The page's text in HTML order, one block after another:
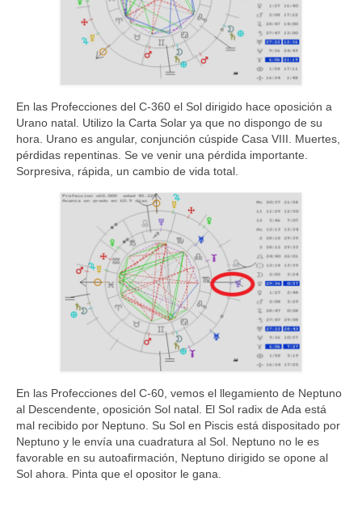
En las Profecciones del C-360 el Sol dirigido hace oposición a
Urano natal. Utilizo la Carta Solar ya que no dispongo de su
hora. Urano es angular, conjunción cúspide Casa VIII. Muertes,
pérdidas repentinas. Se ve venir una pérdida importante.
Sorpresiva, rápida, un cambio de vida total.
En las Profecciones del C-60, vemos el llegamiento de Neptuno
al Descendente, oposición Sol natal. El Sol radix de Ada está
mal recibido por Neptuno. Su Sol en Piscis está dispositado por
Neptuno y le envía una cuadratura al Sol. Neptuno no le es
favorable en su autoafirmación, Neptuno dirigido se opone al
Sol ahora. Pinta que el opositor le gana.